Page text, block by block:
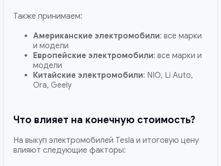
Также принимаем:
Американские электромобили: все марки
и модели
Европейские электромобили: все марки и
модели
Китайские электромобили: NIO, Li Auto,
Ora, Geely
Что влияет на конечную стоимость?
На выкуп электромобилей Tesla и итоговую цену
влияют следующие факторы: